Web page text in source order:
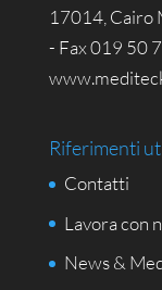
17014, Cairo
- Fax 019 50
Riferimenti
Contatti
Lavora con
News &